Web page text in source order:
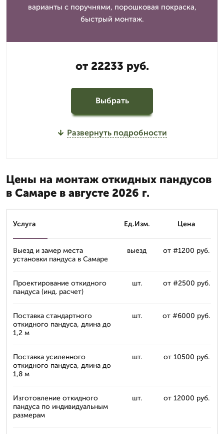
варианты с поручнями, порошковая покраска,
быстрый монтаж.
от 22233 руб.
Выбрать
Развернуть подробности
Цены на монтаж откидных пандусов
в Самаре в августе 2026 г.
Услуга Ед.Изм. Цена
Выезд и замер места
установки пандуса в Самаре
выезд от #1 200 руб.
Проектирование откидного
пандуса (инд. расчет)
шт. от #2 500 руб.
Поставка стандартного
откидного пандуса, длина до
1,2 м
шт. от #6 000 руб.
Поставка усиленного
откидного пандуса, длина до
1,8 м
шт. от 10 500 руб.
Изготовление откидного
пандуса по индивидуальным
размерам
шт. от 12 000 руб.